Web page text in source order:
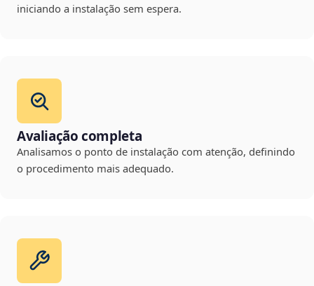
iniciando a instalação sem espera.
Avaliação completa
Analisamos o ponto de instalação com atenção, definindo
o procedimento mais adequado.